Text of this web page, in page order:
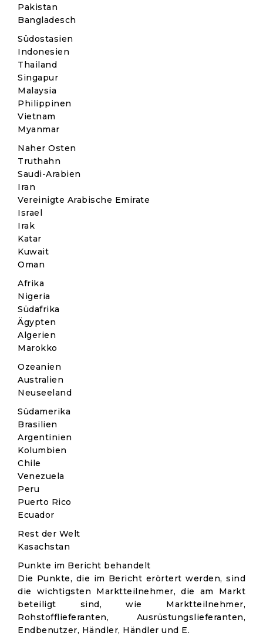
Pakistan
Bangladesch
Südostasien
Indonesien
Thailand
Singapur
Malaysia
Philippinen
Vietnam
Myanmar
Naher Osten
Truthahn
Saudi-Arabien
Iran
Vereinigte Arabische Emirate
Israel
Irak
Katar
Kuwait
Oman
Afrika
Nigeria
Südafrika
Ägypten
Algerien
Marokko
Ozeanien
Australien
Neuseeland
Südamerika
Brasilien
Argentinien
Kolumbien
Chile
Venezuela
Peru
Puerto Rico
Ecuador
Rest der Welt
Kasachstan
Punkte im Bericht behandelt
Die Punkte, die im Bericht erörtert werden, sind
die wichtigsten Marktteilnehmer, die am Markt
beteiligt sind, wie Marktteilnehmer,
Rohstofflieferanten, Ausrüstungslieferanten,
Endbenutzer, Händler, Händler und E.